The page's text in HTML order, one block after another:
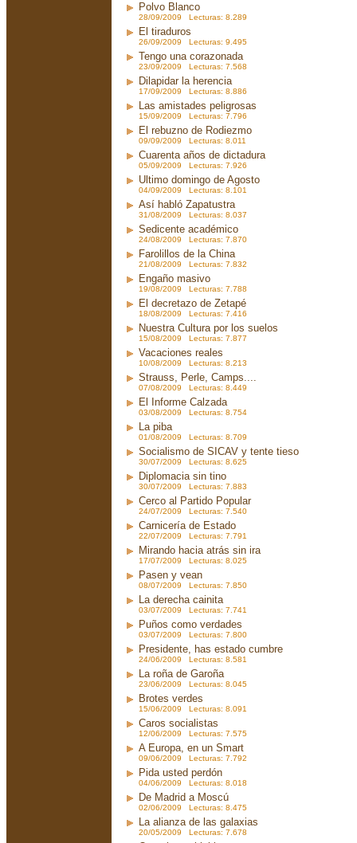
Polvo Blanco
28/09/2009 Lecturas: 8.289
El tiraduros
26/09/2009 Lecturas: 9.495
Tengo una corazonada
23/09/2009 Lecturas: 7.568
Dilapidar la herencia
17/09/2009 Lecturas: 8.886
Las amistades peligrosas
15/09/2009 Lecturas: 7.796
El rebuzno de Rodiezmo
09/09/2009 Lecturas: 8.011
Cuarenta años de dictadura
05/09/2009 Lecturas: 7.926
Ultimo domingo de Agosto
04/09/2009 Lecturas: 8.101
Así habló Zapatustra
31/08/2009 Lecturas: 8.037
Sedicente académico
24/08/2009 Lecturas: 7.870
Farolillos de la China
21/08/2009 Lecturas: 7.832
Engaño masivo
19/08/2009 Lecturas: 7.788
El decretazo de Zetapé
18/08/2009 Lecturas: 7.416
Nuestra Cultura por los suelos
15/08/2009 Lecturas: 7.877
Vacaciones reales
10/08/2009 Lecturas: 8.213
Strauss, Perle, Camps....
07/08/2009 Lecturas: 8.449
El Informe Calzada
03/08/2009 Lecturas: 8.754
La piba
01/08/2009 Lecturas: 8.709
Socialismo de SICAV y tente tieso
30/07/2009 Lecturas: 8.625
Diplomacia sin tino
30/07/2009 Lecturas: 7.883
Cerco al Partido Popular
24/07/2009 Lecturas: 7.540
Carnicería de Estado
22/07/2009 Lecturas: 7.791
Mirando hacia atrás sin ira
17/07/2009 Lecturas: 8.025
Pasen y vean
08/07/2009 Lecturas: 7.850
La derecha cainita
03/07/2009 Lecturas: 7.741
Puños como verdades
03/07/2009 Lecturas: 7.800
Presidente, has estado cumbre
24/06/2009 Lecturas: 8.581
La roña de Garoña
23/06/2009 Lecturas: 8.045
Brotes verdes
15/06/2009 Lecturas: 8.091
Caros socialistas
12/06/2009 Lecturas: 7.575
A Europa, en un Smart
09/06/2009 Lecturas: 7.792
Pida usted perdón
04/06/2009 Lecturas: 8.018
De Madrid a Moscú
02/06/2009 Lecturas: 8.475
La alianza de las galaxias
20/05/2009 Lecturas: 7.678